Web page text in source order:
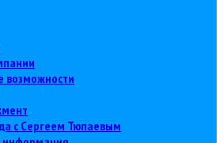
возможности
с Сергеем Тюпаевым